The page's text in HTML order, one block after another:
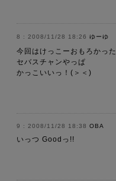
2008/11/28 18:26 ゆーゆ
今回はけっこーおもろかっ
セバスチャンやっぱ
かっこいいっ！(＞＜)
2008/11/28 18:38 OBA
いっつ Goodっ!!